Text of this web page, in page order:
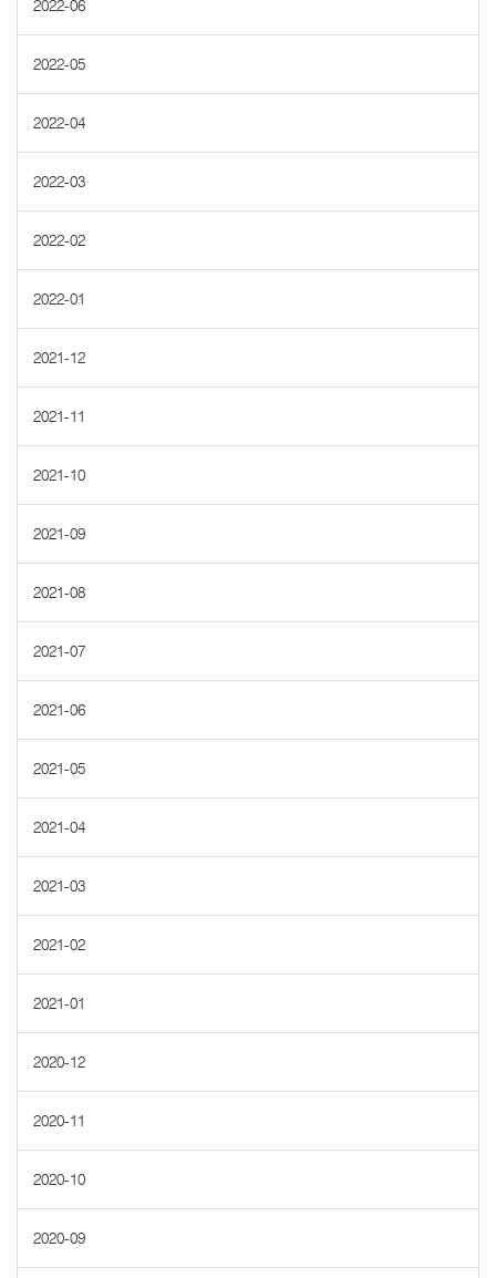
2022-06
2022-05
2022-04
2022-03
2022-02
2022-01
2021-12
2021-11
2021-10
2021-09
2021-08
2021-07
2021-06
2021-05
2021-04
2021-03
2021-02
2021-01
2020-12
2020-11
2020-10
2020-09